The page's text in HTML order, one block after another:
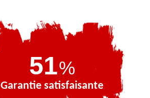
69%
Garantie satisfaisante